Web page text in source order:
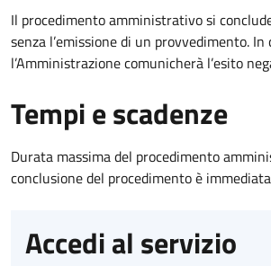
Il procedimento amministrativo si
senza l’emissione di un provvedimento.
l’Amministrazione comunicherà l’esito
Tempi e scadenze
Durata massima del procedimento
conclusione del procedimento è
Accedi al servizio